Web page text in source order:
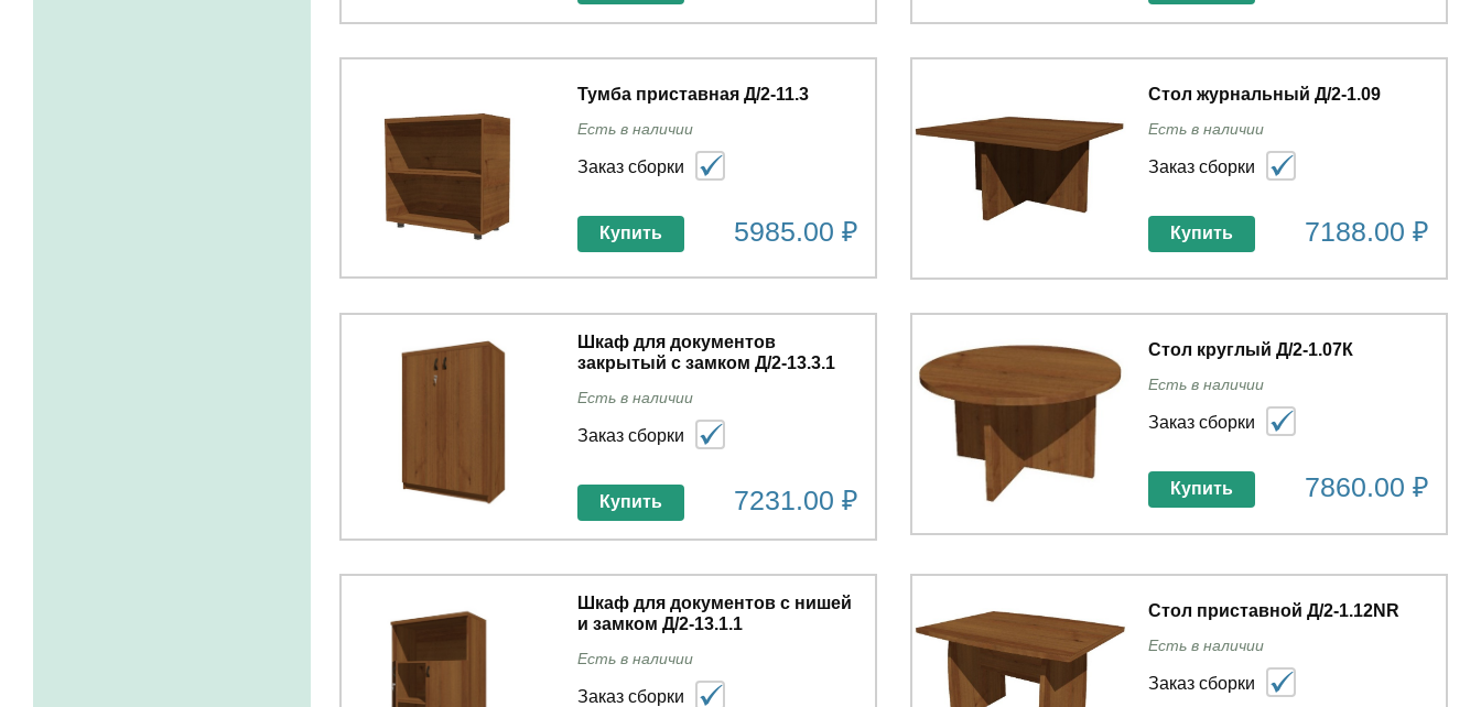
Тумба приставная Д/2-11.3
Есть в наличии
Заказ сборки
5985.00 ₽
Купить
Стол журнальный Д/2-1.09
Есть в наличии
Заказ сборки
7188.00 ₽
Купить
Шкаф для документов
закрытый с замком Д/2-13.3.1
Есть в наличии
Заказ сборки
7231.00 ₽
Купить
Стол круглый Д/2-1.07К
Есть в наличии
Заказ сборки
7860.00 ₽
Купить
Шкаф для документов с нишей
и замком Д/2-13.1.1
Есть в наличии
Заказ сборки
Стол приставной Д/2-1.12NR
Есть в наличии
Заказ сборки